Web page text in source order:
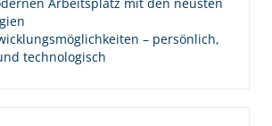
– persönlich,
technologisch